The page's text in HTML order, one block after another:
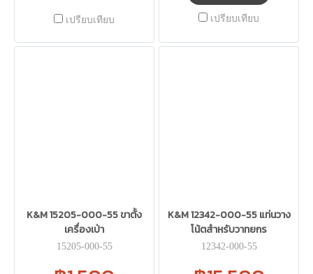
เปรียบเทียบ เปรียบเทียบ
K&M 15205-000-55 ขาตั้ง
เครื่องเป่า
15205-000-55
K&M 12342-000-55 แท่นวาง
โน้ตสำหรับวาทยกร
12342-000-55